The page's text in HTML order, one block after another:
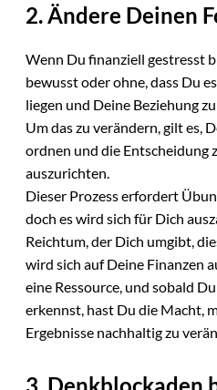
2. Ändere Deinen
Wenn Du finanziell gestresst
bewusst oder ohne, dass Du
liegen und Deine Beziehung
Um das zu verändern, gilt es,
ordnen und die Entscheidung
auszurichten.
Dieser Prozess erfordert
doch es wird sich für Dich
Reichtum, der Dich umgibt,
wird sich auf Deine Finanzen
eine Ressource, und sobald
erkennst, hast Du die Macht,
Ergebnisse nachhaltig zu